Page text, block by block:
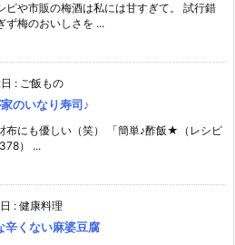
ピや市販の梅酒は私には甘すぎて。 試行錯
ず梅のおいしさを ...
: ご飯もの
のいなり寿司♪
布にも優しい（笑） 「簡単♪酢飯★（レシピ
） ...
: 健康料理
辛くない麻婆豆腐